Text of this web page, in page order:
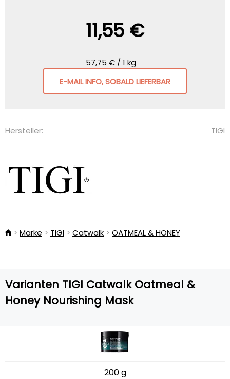
11,55 €
57,75 € / 1 kg
E-MAIL INFO, SOBALD LIEFERBAR
Hersteller: TIGI
Marke TIGI Catwalk OATMEAL & HONEY
Varianten TIGI Catwalk Oatmeal &
Honey Nourishing Mask
200 g